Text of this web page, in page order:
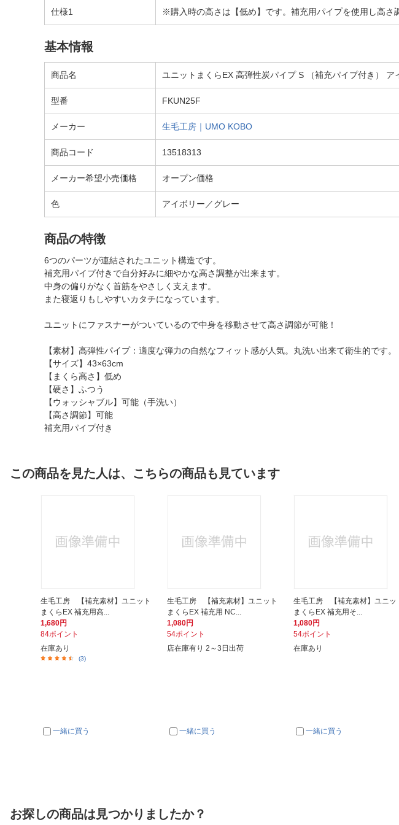
仕様1 ※購入時の高さは【低め】です。補充用パイプを使用し高さ
基本情報
商品名 ユニットまくらEX 高弾性炭パイプ S （補充パイプ付き） ア
型番 FKUN25F
メーカー 生毛工房｜UMO KOBO
商品コード 13518313
メーカー希望小売価格 オープン価格
色 アイボリー／グレー
商品の特徴
6つのパーツが連結されたユニット構造です。
補充用パイプ付きで自分好みに細やかな高さ調整が出来ます。
中身の偏りがなく首筋をやさしく支えます。
また寝返りもしやすいカタチになっています。
ユニットにファスナーがついているので中身を移動させて高さ調節が可能！
【素材】高弾性パイプ：適度な弾力の自然なフィット感が人気。丸洗い出来て衛生的です。
【サイズ】43×63cm
【まくら高さ】低め
【硬さ】ふつう
【ウォッシャブル】可能（手洗い）
【高さ調節】可能
補充用パイプ付き
この商品を見た人は、こちらの商品も見ています
生毛工房 【補充素材】ユニット
まくらEX 補充用高...
1,680円
84ポイント
在庫あり
(3)
一緒に買う
生毛工房 【補充素材】ユニット
まくらEX 補充用 NC...
1,080円
54ポイント
店在庫有り 2～3日出荷
一緒に買う
生毛工房 【補充素材】ユニッ
まくらEX 補充用そ...
1,080円
54ポイント
在庫あり
一緒に買う
お探しの商品は見つかりましたか？